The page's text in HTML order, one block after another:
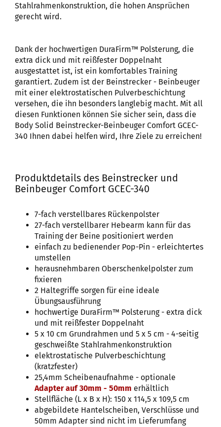
Stahlrahmenkonstruktion, die hohen Ansprüchen
gerecht wird.
Dank der hochwertigen DuraFirm™ Polsterung, die
extra dick und mit reißfester Doppelnaht
ausgestattet ist, ist ein komfortables Training
garantiert. Zudem ist der Beinstrecker - Beinbeuger
mit einer elektrostatischen Pulverbeschichtung
versehen, die ihn besonders langlebig macht. Mit all
diesen Funktionen können Sie sicher sein, dass die
Body Solid Beinstrecker-Beinbeuger Comfort GCEC-
340 Ihnen dabei helfen wird, Ihre Ziele zu erreichen!
Produktdetails des Beinstrecker und
Beinbeuger Comfort GCEC-340
7-fach verstellbares Rückenpolster
27-fach verstellbarer Hebearm kann für das
Training der Beine positioniert werden
einfach zu bedienender Pop-Pin - erleichtertes
umstellen
herausnehmbaren Oberschenkelpolster zum
fixieren
2 Haltegriffe sorgen für eine ideale
Übungsausführung
hochwertige DuraFirm™ Polsterung - extra dick
und mit reißfester Doppelnaht
5 x 10 cm Grundrahmen und 5 x 5 cm - 4-seitig
geschweißte Stahlrahmenkonstruktion
elektrostatische Pulverbeschichtung
(kratzfester)
25,4mm Scheibenaufnahme - optionale
Adapter auf 30mm - 50mm erhältlich
Stellfläche (L x B x H): 150 x 114,5 x 109,5 cm
abgebildete Hantelscheiben, Verschlüsse und
50mm Adapter sind nicht im Lieferumfang